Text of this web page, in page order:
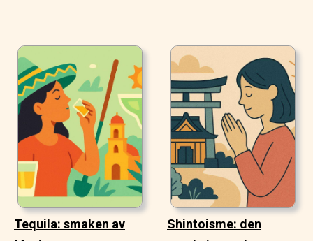
Tequila: smaken av
Shintoisme: den